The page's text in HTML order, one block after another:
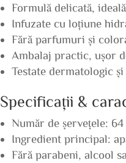
Formulă delicată,
Infuzate cu loțiune
Fără parfumuri și
Ambalaj practic, ușor
Testate dermatologic
Specificații &
Număr de șervețele: 64
Ingredient principal:
Fără parabeni, alcool